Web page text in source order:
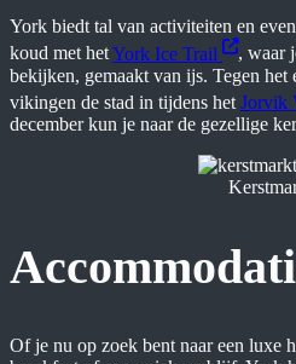
York biedt tal van activiteiten en
koud met hetYork Ice Trail
, waar
bekijken, gemaakt van ijs. Tegen
vikingen de stad in tijdens het Jorvik
december kun je naar de gezellige
Of je nu op zoek bent naar een luxe